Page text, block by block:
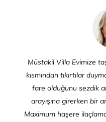
Müstakil Villa Evimize
kısmından tıkırtılar
fare olduğunu sezdik
arayışına girerken bir
Maximum haşere